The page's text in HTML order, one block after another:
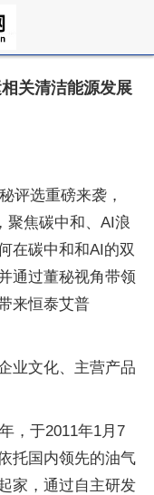
关清洁能源发展
评选重磅来袭，
聚焦碳中和、AI浪
在碳中和和AI的双
通过董秘视角带领
来恒泰艾普
业文化、主营产品
，于2011年1月7
托国内领先的油气
家，通过自主研发